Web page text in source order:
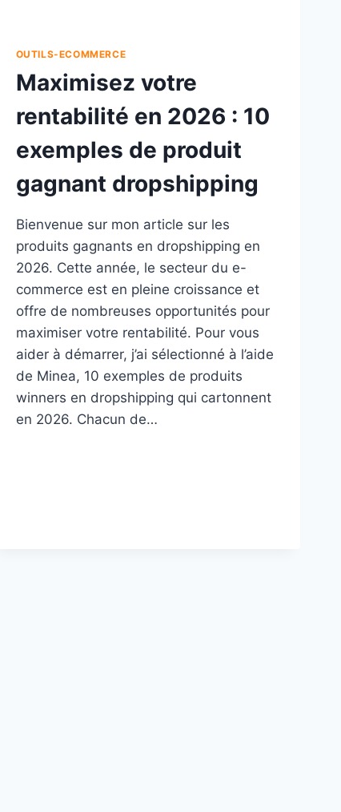
OUTILS-ECOMMERCE
Maximisez votre
rentabilité en 2026 : 10
exemples de produit
gagnant dropshipping
Bienvenue sur mon article sur les
produits gagnants en dropshipping en
2026. Cette année, le secteur du e-
commerce est en pleine croissance et
offre de nombreuses opportunités pour
maximiser votre rentabilité. Pour vous
aider à démarrer, j’ai sélectionné à l’aide
de Minea, 10 exemples de produits
winners en dropshipping qui cartonnent
en 2026. Chacun de…